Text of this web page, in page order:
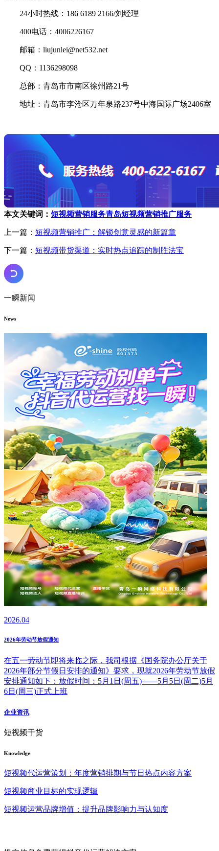
24小时热线：186 6189 2166/刘经理
400电话：4006226167
邮箱：liujunlei@net532.net
QQ：1136298098
总部：青岛市市南区徐州路21号
地址：青岛市李沧区万年泉路237号中海国际广场2406室
本文关键词： 短视频营销服务青岛短视频营销推广服务
上一篇： 短视频营销推广：解锁创意灵感的新篇章
下一篇： 短视频带货渠道：实时热点追踪的制胜法宝
一瞬新闻
News
2026.04
2026年劳动节放假通知
在五一劳动节即将来临之际，我司根据《国务院办公厅关于
2026年部分节假日安排的通知》要求，现就2026年劳动节放假
安排通知如下：放假时间：5月1日(周五)——5月5日(周二)5月
6日(周三)正式上班
企业资讯
短视频干货
Knowledge
短视频代运营策划：年度营销排期与节日热点内容方案
短视频商业目标的实现逻辑
短视频运营品牌增值：提升品牌影响力与认知度